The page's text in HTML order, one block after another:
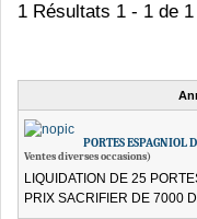
1 Résultats 1 - 1 de 1
PORTES ESPAGNIOL
Ventes diverses occasions)
LIQUIDATION DE 25
PRIX SACRIFIER DE 7000